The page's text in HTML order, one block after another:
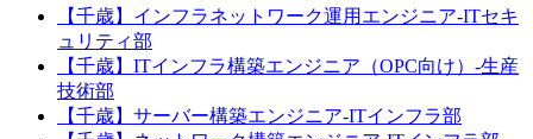
【千歳】インフラネットワーク運用エンジニア‐ITセキ
ュリティ部
【千歳】ITインフラ構築エンジニア（OPC向け）-生産
技術部
【千歳】サーバー構築エンジニア‐ITインフラ部